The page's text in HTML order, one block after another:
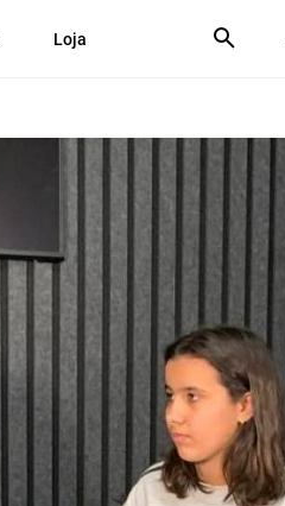
Loja